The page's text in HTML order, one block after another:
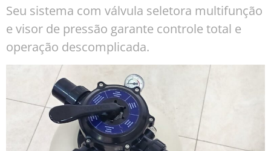
Seu sistema com válvula seletora multifunção
e visor de pressão garante controle total e
operação descomplicada.